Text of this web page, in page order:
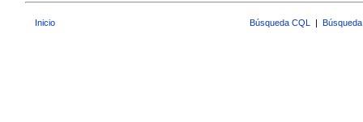
Inicio Búsqueda CQL